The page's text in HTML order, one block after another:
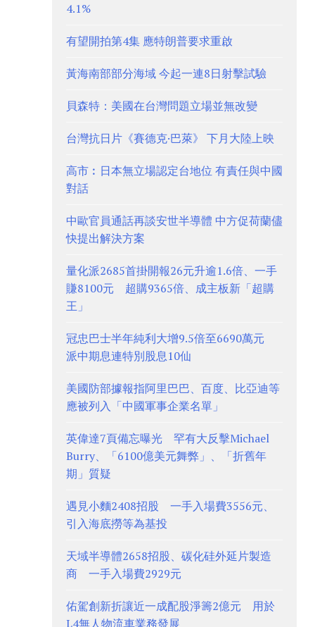
4.1%
有望開拍第4集 應特朗普要求重啟
黃海南部部分海域 今起一連8日射擊試驗
貝森特：美國在台灣問題立場並無改變
台灣抗日片《賽德克·巴萊》 下月大陸上映
高市︰日本無立場認定台地位 有責任與中國
對話
中歐官員通話再談安世半導體 中方促荷蘭儘
快提出解決方案
量化派2685首掛開報26元升逾1.6倍、一手
賺8100元 超購9365倍、成主板新「超購
王」
冠忠巴士半年純利大增9.5倍至6690萬元
派中期息連特別股息10仙
美國防部據報指阿里巴巴、百度、比亞迪等
應被列入「中國軍事企業名單」
英偉達7頁備忘曝光 罕有大反擊Michael
Burry、「6100億美元舞弊」、「折舊年
期」質疑
遇見小麵2408招股 一手入場費3556元、
引入海底撈等為基投
天域半導體2658招股、碳化硅外延片製造
商 一手入場費2929元
佑駕創新折讓近一成配股淨籌2億元 用於
L4無人物流車業務發展